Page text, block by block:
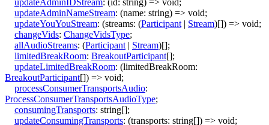
updateAdminNameStream: (name: string) => void;
updateYouYouStream: (streams: (Participant | Stream)[]) => void;
changeVids: ChangeVidsType;
allAudioStreams: (Participant | Stream)[];
limitedBreakRoom: BreakoutParticipant[];
updateLimitedBreakRoom: (limitedBreakRoom:
BreakoutParticipant[]) => void;
processConsumerTransportsAudio:
ProcessConsumerTransportsAudioType;
consumingTransports: string[];
updateConsumingTransports: (transports: string[]) => void;